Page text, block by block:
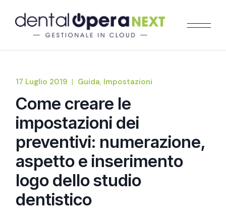
17 Luglio 2019 Guida Impostazioni
Come creare le
impostazioni dei
preventivi: numerazione,
aspetto e inserimento
logo dello studio
dentistico